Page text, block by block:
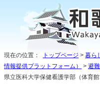
現在の位置： トップページ > 暮ら
情報提供プラットフォーム）
> 避
県立医科大学保健看護学部（体育館